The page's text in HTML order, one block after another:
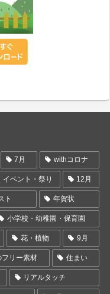
7月 withコロナ
イベント・祭り 12月
ト 年賀状
小学校・幼稚園・保育園
花・植物 9月
フリー素材 住まい
リアルタッチ